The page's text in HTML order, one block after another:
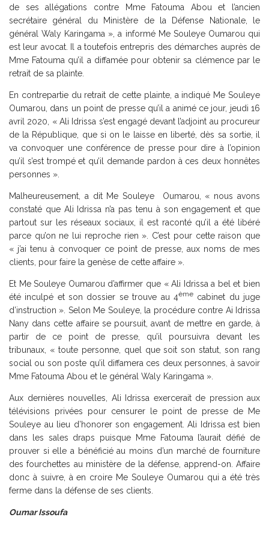
de ses allégations contre Mme Fatouma Abou et l’ancien
secrétaire général du Ministère de la Défense Nationale, le
général Waly Karingama », a informé Me Souleye Oumarou qui
est leur avocat. Il a toutefois entrepris des démarches auprès de
Mme Fatouma qu’il a diffamée pour obtenir sa clémence par le
retrait de sa plainte.
En contrepartie du retrait de cette plainte, a indiqué Me Souleye
Oumarou, dans un point de presse qu’il a animé ce jour, jeudi 16
avril 2020, « Ali Idrissa s’est engagé devant l’adjoint au procureur
de la République, que si on le laisse en liberté, dès sa sortie, il
va convoquer une conférence de presse pour dire à l’opinion
qu’il s’est trompé et qu’il demande pardon à ces deux honnêtes
personnes ».
Malheureusement, a dit Me Souleye Oumarou, « nous avons
constaté que Ali Idrissa n’a pas tenu à son engagement et que
partout sur les réseaux sociaux, il est raconté qu’il a été libéré
parce qu’on ne lui reproche rien ». C’est pour cette raison que
« j’ai tenu à convoquer ce point de presse, aux noms de mes
clients, pour faire la genèse de cette affaire ».
Et Me Souleye Oumarou d’affirmer que « Ali Idrissa a bel et bien
été inculpé et son dossier se trouve au 4èmecabinet du juge
d’instruction ». Selon Me Souleye, la procédure contre Ai Idrissa
Nany dans cette affaire se poursuit, avant de mettre en garde, à
partir de ce point de presse, qu’il poursuivra devant les
tribunaux, « toute personne, quel que soit son statut, son rang
social ou son poste qu’il diffamera ces deux personnes, à savoir
Mme Fatouma Abou et le général Waly Karingama ».
Aux dernières nouvelles, Ali Idrissa exercerait de pression aux
télévisions privées pour censurer le point de presse de Me
Souleye au lieu d’honorer son engagement. Ali Idrissa est bien
dans les sales draps puisque Mme Fatouma l’aurait défié de
prouver si elle a bénéficié au moins d’un marché de fourniture
des fourchettes au ministère de la défense, apprend-on. Affaire
donc à suivre, à en croire Me Souleye Oumarou qui a été très
ferme dans la défense de ses clients.
Oumar Issoufa